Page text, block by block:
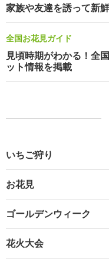
家族や友達を誘って新
全国お花見ガイド
見頃時期がわかる！全
ット情報を掲載
いちご狩り
お花見
ゴールデンウィーク
花火大会